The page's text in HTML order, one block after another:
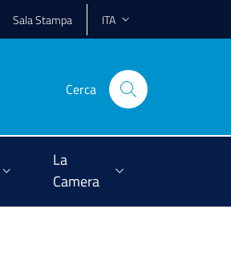
Sala Stampa ITA
Cerca
La
Camera